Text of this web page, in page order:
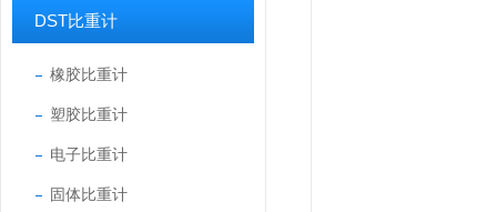
DST比重计
橡胶比重计
塑胶比重计
电子比重计
固体比重计